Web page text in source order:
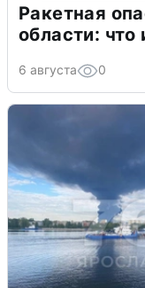
Ракетная
области: что
6 августа 0